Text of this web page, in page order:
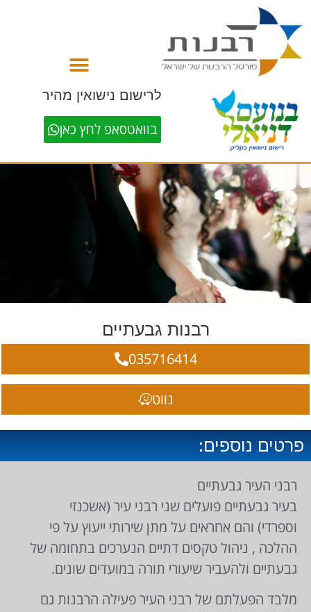
לרישום נישואין מהיר
בוואטסאפ לחץ כאן
רבנות גבעתיים
035716414
נווט
פרטים נוספים:
רבני העיר גבעתיים
בעיר גבעתיים פועלים שני רבני עיר (אשכנזי
וספרדי) והם אחראים על מתן שירותי ייעוץ על פי
ההלכה , ניהול טקסים דתיים הנערכים בתחומה של
גבעתיים ולהעביר שיעורי תורה במועדים שונים.
מלבד הפעלתם של רבני העיר פעילה הרבנות גם